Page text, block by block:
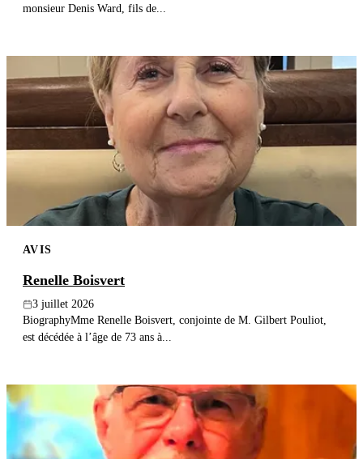
monsieur Denis Ward, fils de...
AVIS
Renelle Boisvert
3 juillet 2026
BiographyMme Renelle Boisvert, conjointe de M. Gilbert Pouliot,
est décédée à l’âge de 73 ans à...